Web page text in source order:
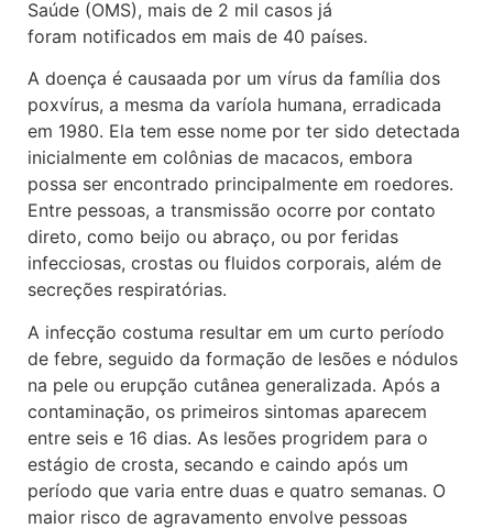
Saúde (OMS), mais de 2 mil casos já
foram notificados em mais de 40 países.
A doença é causaada por um vírus da família dos
poxvírus, a mesma da varíola humana, erradicada
em 1980. Ela tem esse nome por ter sido detectada
inicialmente em colônias de macacos, embora
possa ser encontrado principalmente em roedores.
Entre pessoas, a transmissão ocorre por contato
direto, como beijo ou abraço, ou por feridas
infecciosas, crostas ou fluidos corporais, além de
secreções respiratórias.
A infecção costuma resultar em um curto período
de febre, seguido da formação de lesões e nódulos
na pele ou erupção cutânea generalizada. Após a
contaminação, os primeiros sintomas aparecem
entre seis e 16 dias. As lesões progridem para o
estágio de crosta, secando e caindo após um
período que varia entre duas e quatro semanas. O
maior risco de agravamento envolve pessoas